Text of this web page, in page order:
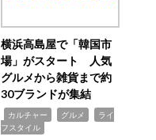
横浜高島屋で「韓国市
場」がスタート 人気
グルメから雑貨まで約
30ブランドが集結
カルチャー グルメ
ライ
フスタイル